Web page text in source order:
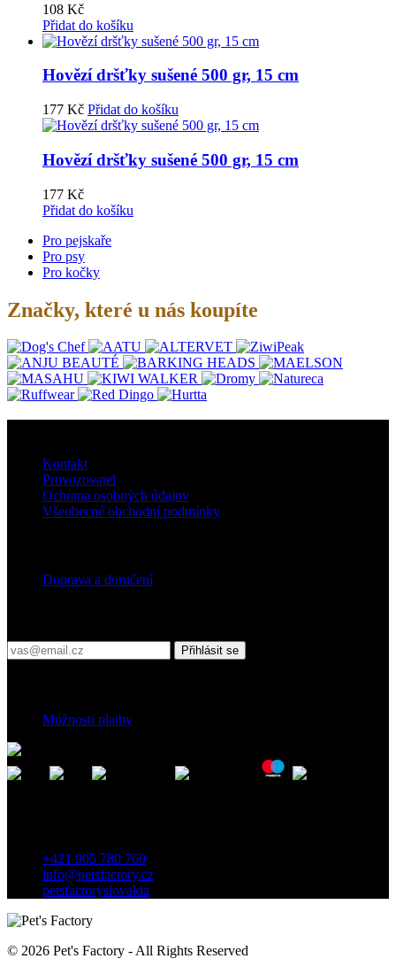
108 Kč
Přidat do košíku
Hovězí dršťky sušené 500 gr, 15 cm
177 Kč Přidat do košíku
Hovězí dršťky sušené 500 gr, 15 cm
177 Kč
Přidat do košíku
Pro pejskaře
Pro psy
Pro kočky
Značky, které u nás koupíte
Kontakt
Provozovatel
Ochrana osobných údajov
Všeobecné obchodní podmínky
Doprava a doručení
Přihlásit se
Možnosti platby
+421 905 780 760
info@petsfactory.cz
petsfactoryslovakia
© 2026 Pet's Factory - All Rights Reserved